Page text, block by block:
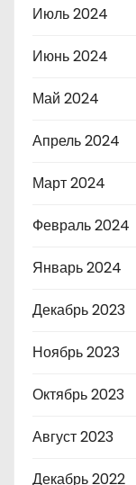
Июль 2024
Июнь 2024
Май 2024
Апрель 2024
Март 2024
Февраль 2024
Январь 2024
Декабрь 2023
Ноябрь 2023
Октябрь 2023
Август 2023
Декабрь 2022